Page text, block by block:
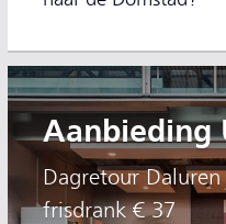
Aanbieding
Dagretour
frisdrank € 37